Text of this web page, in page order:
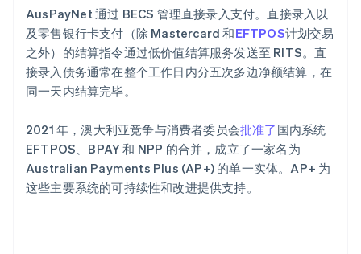
AusPayNet 通过 BECS 管理直接录入支付。直接录入以
及零售银行卡支付（除 Mastercard 和EFTPOS计划交易
之外）的结算指令通过低价值结算服务发送至 RITS。直
接录入债务通常在整个工作日内分五次多边净额结算，在
同一天内结算完毕。
2021 年，澳大利亚竞争与消费者委员会批准了 国内系统
EFTPOS、BPAY 和 NPP 的合并，成立了一家名为
Australian Payments Plus (AP+) 的单一实体。AP+ 为
这些主要系统的可持续性和改进提供支持。